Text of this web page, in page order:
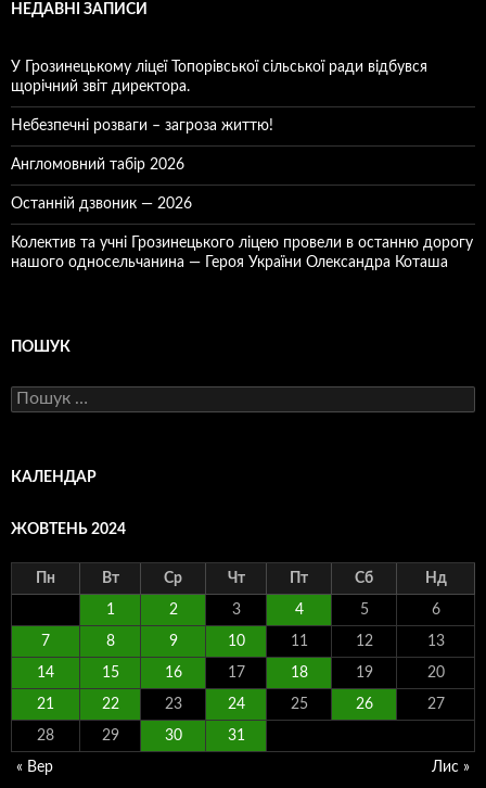
НЕДАВНІ ЗАПИСИ
У Грозинецькому ліцеї Топорівської сільської ради відбувся
щорічний звіт директора.
Небезпечні розваги – загроза життю!
Англомовний табір 2026
Останній дзвоник — 2026
Колектив та учні Грозинецького ліцею провели в останню дорогу
нашого односельчанина — Героя України Олександра Коташа
ПОШУК
Пошук:
КАЛЕНДАР
ЖОВТЕНЬ 2024
Пн Вт Ср Чт Пт Сб Нд
1 2 3 4 5 6
7 8 9 10 11 12 13
14 15 16 17 18 19 20
21 22 23 24 25 26 27
28 29 30 31
« Вер Лис »